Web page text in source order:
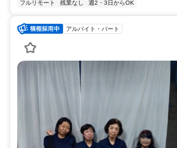
フルリモート 残業なし 週2・3日からOK
アルバイト・パート